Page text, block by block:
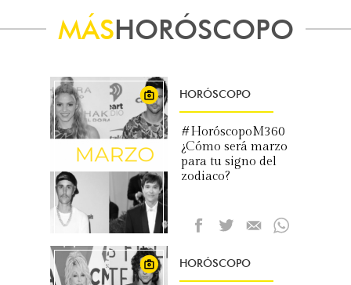
MÁSHORÓSCOPO
HORÓSCOPO
#HoróscopoM360
¿Cómo será marzo
para tu signo del
zodiaco?
HORÓSCOPO